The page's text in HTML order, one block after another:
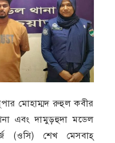
মোহাম্মদ রুহুল কবীর
এবং দামুড়হুদা মডেল
(ওসি) শেখ মেসবাহ্